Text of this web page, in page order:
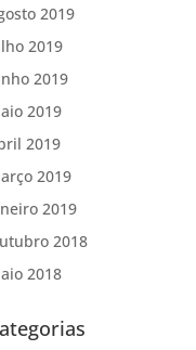
2019
2019
2019
2019
2019
2019
2019
2018
2018